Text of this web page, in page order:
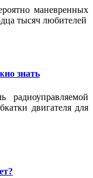
маневренных
тысяч любителей
знать
двигателя для